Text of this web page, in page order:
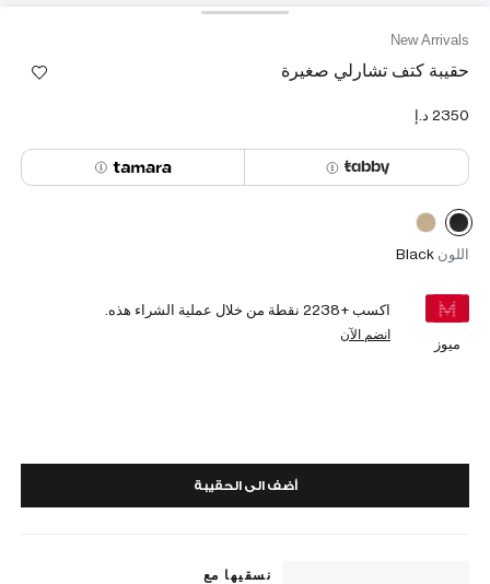
New Arrivals
حقيبة كتف تشارلي صغيرة
اللون Black
ميوز
اكسب +2238 نقطة من خلال عملية الشراء هذه.
انضم الآن
أضف الى الحقيبة
نسقيها مع